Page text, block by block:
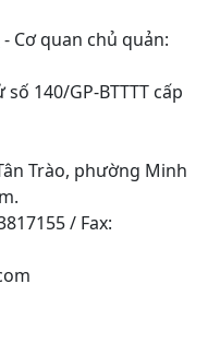
- Cơ quan chủ quản:
140/GP-BTTTT cấp
Trào, phường Minh
/ Fax: